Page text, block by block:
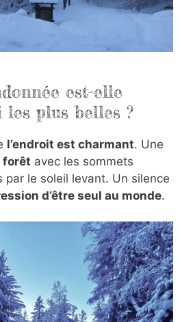
est-elle
plus belles ?
l’endroit est charmant. Une
forêt avec les sommets
par le soleil levant. Un silence
d’être seul au monde.